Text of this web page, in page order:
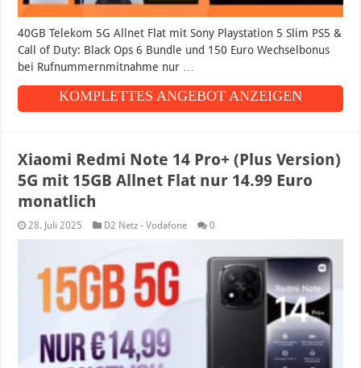
40GB Telekom 5G Allnet Flat mit Sony Playstation 5 Slim PS5 &
Call of Duty: Black Ops 6 Bundle und 150 Euro Wechselbonus
bei Rufnummernmitnahme nur …
KOMPLETTES ANGEBOT ANZEIGEN
Xiaomi Redmi Note 14 Pro+ (Plus Version)
5G mit 15GB Allnet Flat nur 14.99 Euro
monatlich
28. Juli 2025 D2 Netz - Vodafone 0